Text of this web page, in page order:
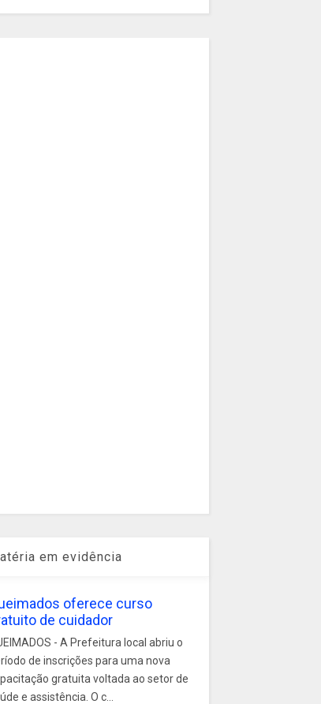
em evidência
oferece curso
de cuidador
- A Prefeitura local abriu o
de inscrições para uma nova
gratuita voltada ao setor de
e assistência. O c...